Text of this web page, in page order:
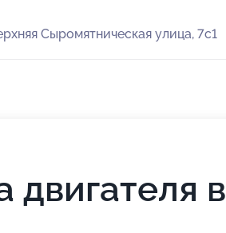
Сыромятническая улица, 7с1
двигателя в